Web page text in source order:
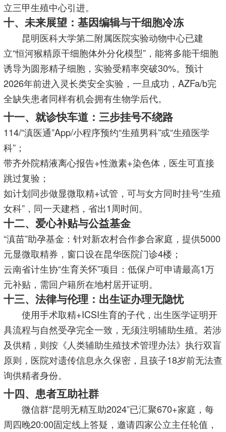
立三甲生殖中心引进。
十、未来展望：基因编辑与干细胞冷冻
昆明医科大学第二附属医院实验动物中心已建
立“恒河猴精原干细胞体外分化模型”，能将多能干细胞
诱导为圆形精子细胞，实验受精率突破30%。预计
2026年前进入灵长类安全实验，一旦成功，AZFa/b完
全缺失患者同样有机会拥有生物学后代。
十一、就诊快车道：三步挂号不绕路
114/“滇医通”App/小程序预约“生殖男科”或“生殖医学
科”；
带齐外院精液离心报告+性激素+染色体，医生可直接
跳过复验；
如计划同步做显微取精+试管，可与女方同时挂号“生殖
女科”，同一天建档，省出1周时间。
十二、爱心补贴与公益基金
“滇苗”助孕基金：针对新农村合作参合家庭，提供5000
元显微取精券，窗口设在昆华医院门诊4楼；
云南省计生协“生育关怀”项目：低保户可申请最高1万
元补贴，需回户籍所在地村居开证明。
十三、法律与伦理：出生证办理无隐忧
使用手术取精+ICSI生育的子代，出生医学证明开
具流程与自然受孕完全一致，无须注明辅助生殖。若涉
及供精，则按《人类辅助生殖技术管理办法》执行双盲
原则，医院对遗传信息永久保密，且孩子18岁前无法查
询供精者身份。
十四、患者互助社群
微信群“昆明无精互助2024”已汇聚670+家庭，每
周四晚20:00固定线上答疑，邀请四家公立主任轮值，